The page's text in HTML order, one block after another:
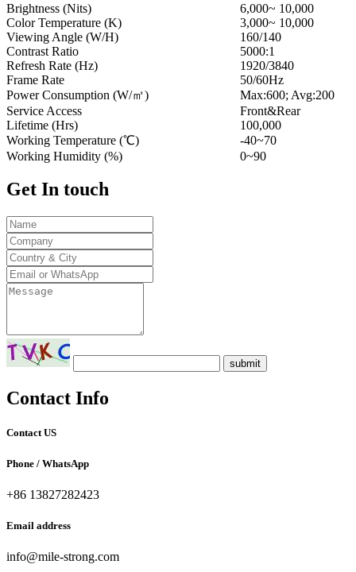
Brightness (Nits)
6,000~ 10,000
Color Temperature (K)
3,000~ 10,000
Viewing Angle (W/H)
160/140
Contrast Ratio
5000:1
Refresh Rate (Hz)
1920/3840
Frame Rate
50/60Hz
Power Consumption (W/㎡)
Max:600; Avg:200
Service Access
Front&Rear
Lifetime (Hrs)
100,000
Working Temperature (℃)
-40~70
Working Humidity (%)
0~90
Get In touch
submit
Contact Info
Contact US
Phone / WhatsApp
+86 13827282423
Email address
info@mile-strong.com